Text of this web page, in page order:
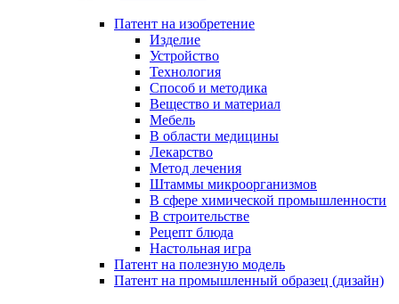
Патент на изобретение
Изделие
Устройство
Технология
Способ и методика
Вещество и материал
Мебель
В области медицины
Лекарство
Метод лечения
Штаммы микроорганизмов
В сфере химической промышленности
В строительстве
Рецепт блюда
Настольная игра
Патент на полезную модель
Патент на промышленный образец (дизайн)